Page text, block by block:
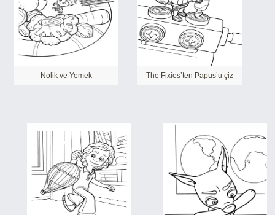
Nolik ve Yemek The Fixies’ten Papus’u çiz